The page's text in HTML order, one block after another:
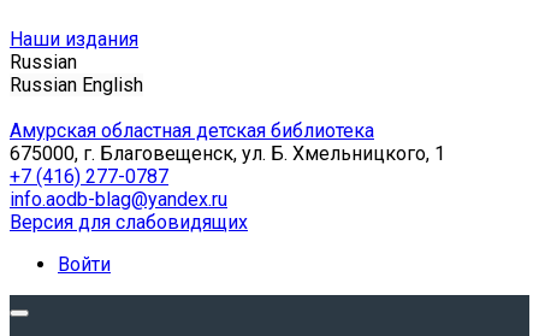
Наши издания
Russian
Russian English
Амурская областная детская библиотека
675000, г. Благовещенск, ул. Б. Хмельницкого, 1
+7 (416) 277-0787
info.aodb-blag@yandex.ru
Версия для слабовидящих
Войти